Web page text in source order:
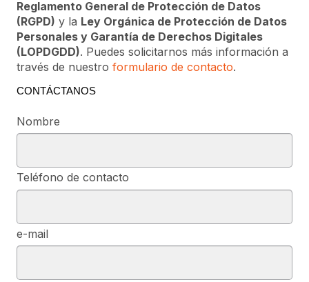
Reglamento General de Protección de Datos
(RGPD) y la Ley Orgánica de Protección de Datos
Personales y Garantía de Derechos Digitales
(LOPDGDD). Puedes solicitarnos más información a
través de nuestro formulario de contacto.
CONTÁCTANOS
Nombre
Teléfono de contacto
e-mail